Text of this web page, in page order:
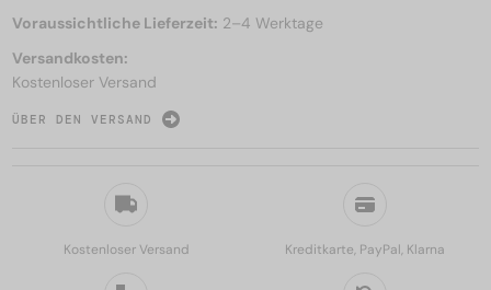
Kostenloser Versand Kreditkarte, PayPal, Klarna
Voraussichtliche Lieferzeit: 2–4 Werktage
Versandkosten:
Kostenloser Versand
ÜBER DEN VERSAND